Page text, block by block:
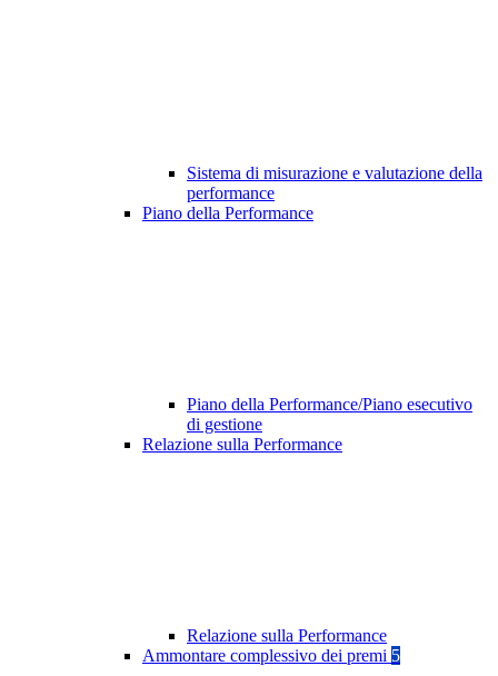
Sistema di misurazione e valutazione della
performance
Piano della Performance
Piano della Performance/Piano esecutivo
di gestione
Relazione sulla Performance
Relazione sulla Performance
Ammontare complessivo dei premi 5